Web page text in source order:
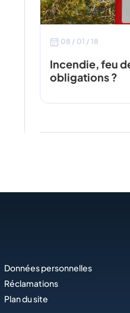
08 / 01 / 18
Incendie, feu
obligations ?
Données personnelles
Réclamations
Plan du site